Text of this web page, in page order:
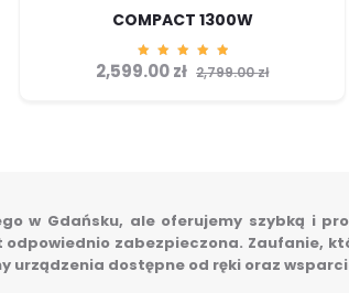
COMPACT 1300W
Ocenion
o
2,799.00zł
2,599.00zł
w Gdańsku, ale oferujemy szybką i
odpowiednio zabezpieczona. Zaufanie,
urządzenia dostępne od ręki oraz